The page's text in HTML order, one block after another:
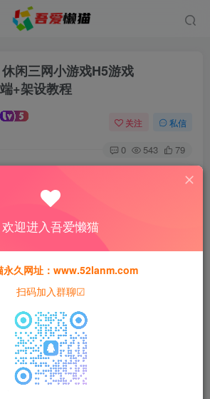
休闲三网小游戏H5游戏
+架设教程
关注 私信
0 543 79
付费后查看
猫粮30
粮15 钻石会员 免费
网络收集整理而来，仅供学习研究使用，请在下
载后24h内删除，谢谢合作！
于学习交流，禁止商业运营与违法、侵权
欢迎进入吾爱懒猫
永久网址：www.52lanm.com
扫码加入群聊☑